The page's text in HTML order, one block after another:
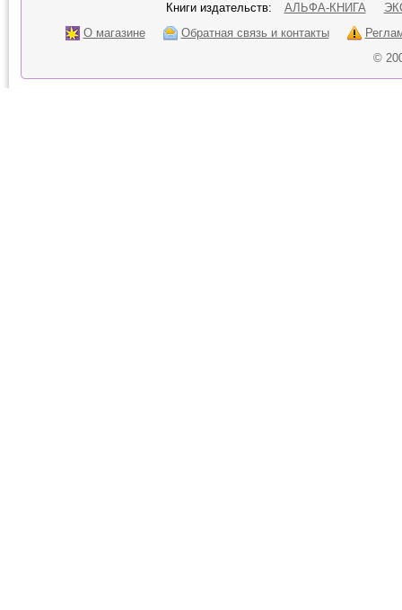
Книги издательств:
АЛЬФА-КНИГА
О магазине
Обратная связь и контакты
©